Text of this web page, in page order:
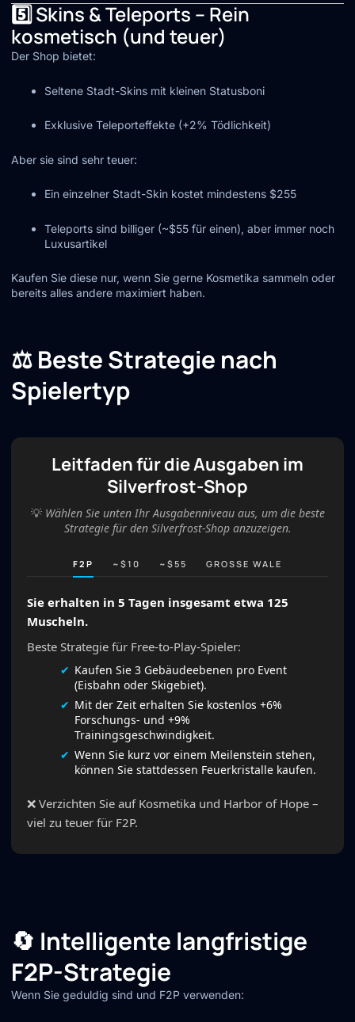
5️⃣ Skins & Teleports – Rein
kosmetisch (und teuer)
Der Shop bietet:
Seltene Stadt-Skins mit kleinen Statusboni
Exklusive Teleporteffekte (+2% Tödlichkeit)
Aber sie sind sehr teuer:
Ein einzelner Stadt-Skin kostet mindestens $255
Teleports sind billiger (~$55 für einen), aber immer noch
Luxusartikel
Kaufen Sie diese nur, wenn Sie gerne Kosmetika sammeln oder
bereits alles andere maximiert haben.
⚖️ Beste Strategie nach
Spielertyp
Leitfaden für die Ausgaben im
Silverfrost-Shop
💡 Wählen Sie unten Ihr Ausgabenniveau aus, um die beste
Strategie für den Silverfrost-Shop anzuzeigen.
F2P ~$10 ~$55 GROSSE WALE
Sie erhalten in 5 Tagen insgesamt etwa 125
Muscheln.
Beste Strategie für Free-to-Play-Spieler:
Kaufen Sie 3 Gebäudeebenen pro Event
(Eisbahn oder Skigebiet).
Mit der Zeit erhalten Sie kostenlos +6%
Forschungs- und +9%
Trainingsgeschwindigkeit.
Wenn Sie kurz vor einem Meilenstein stehen,
können Sie stattdessen Feuerkristalle kaufen.
❌ Verzichten Sie auf Kosmetika und Harbor of Hope –
viel zu teuer für F2P.
🔄 Intelligente langfristige
F2P-Strategie
Wenn Sie geduldig sind und F2P verwenden: